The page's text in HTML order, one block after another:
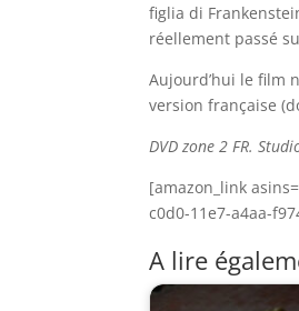
figlia di
réellement passé
Aujourd’hui le film
version française
DVD zone 2 FR.
[amazon_link
c0d0-11e7-a4aa-
A lire